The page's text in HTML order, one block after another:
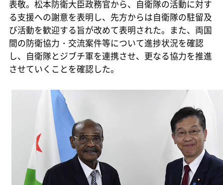
表敬。松本防衛大臣政務官から、自衛隊の活動に対す
る支援への謝意を表明し、先方からは自衛隊の駐留及
び活動を歓迎する旨が改めて表明された。また、両国
間の防衛協力・交流案件等について進捗状況を確認
し、自衛隊とジブチ軍を連携させ、更なる協力を推進
させていくことを確認した。